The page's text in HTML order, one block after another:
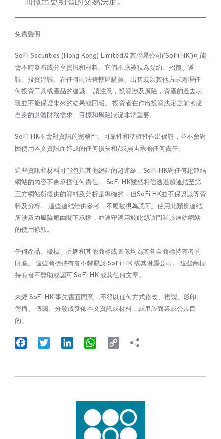
免責聲明
SoFi Securities (Hong Kong) Limited及其聯屬公司(‘SoFi HK’)可能
會不時發布或分享資訊和材料。它們不應被視為要約、招攬、邀
請、投資建議、在任何司法管轄區購買、出售或以其他方式處理任
何投資工具或產品的建議。 請注意，投資涉及風險，資產的過去表
現並不能保證未來的結果或回報。 投資者在作出投資決定之前考慮
自身的具體財務需求、目標和風險狀況非常重要。
SoFi HK不會對資訊的完整性、可靠性和準確性作出保證，並不會對
因使用本文資訊而造成的任何損失和/或損害承擔任何責任。
這些資訊和材料可能包括其他網站的超連結，SoFi HK對任何超連結
網站的內容不會承擔任何責任。 SoFi HK雖然相信透過超連結至第
三方網站所提供的資料及分析是準確的，但SoFi HK並不保證該等資
料及分析。 這些連結僅供參考，不應被視為認可。使用此類超連結
所涉及的風險應由閣下承擔，並遵守適用於此類訪問和該連結網站
的使用條款。
任何產品、徽標、品牌和其他商標或圖像均為其各自商標持有者的
財產。 這些商標持有者不隸屬於 SoFi HK 或其附屬公司。 這些商標
持有者不贊助或認可 SoFi HK 或其任何文章。
未經 SoFi HK 事先書面同意，不得以任何方式修改、複製、影印、
傳播、 傳閱、分發或發佈本文資訊或材料，或用於商業或公共目
的。
FacebookTwitter LinkedInWhatsApp
Copy